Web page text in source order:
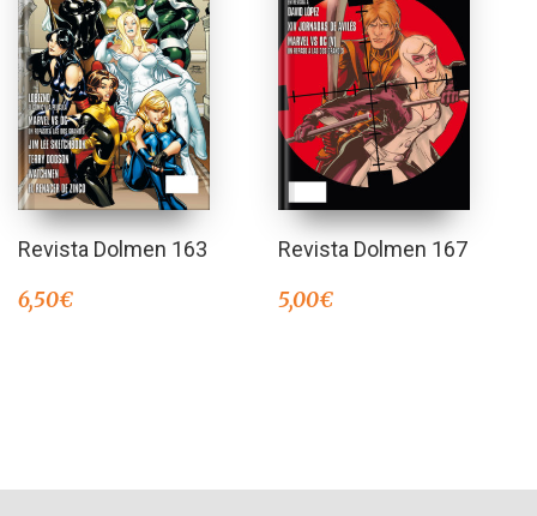
Revista Dolmen 163
6,50€
Revista Dolmen 167
5,00€